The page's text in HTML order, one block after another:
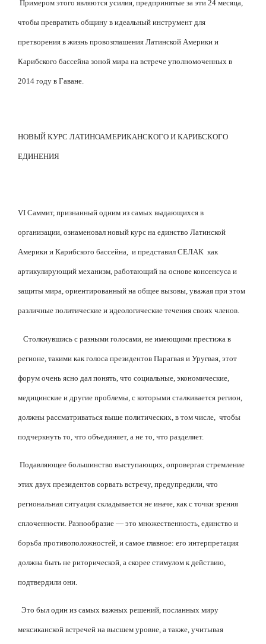
Примером этого являются усилия, предпринятые за эти 24 месяца,
чтобы превратить общину в идеальный инструмент для
претворения в жизнь провозглашения Латинской Америки и
Карибского бассейна зоной мира на встрече уполномоченных в
2014 году в Гаване.
НОВЫЙ КУРС ЛАТИНОАМЕРИКАНСКОГО И КАРИБСКОГО
ЕДИНЕНИЯ
VI Саммит, признанный одним из самых выдающихся в
организации, ознаменовал новый курс на единство Латинской
Америки и Карибского бассейна, и представил СЕЛАК как
артикулирующий механизм, работающий на основе консенсуса и
защиты мира, ориентированный на общее вызовы, уважая при этом
различные политические и идеологические течения своих членов.
Столкнувшись с разными голосами, не имеющими престижа в
регионе, такими как голоса президентов Парагвая и Уругвая, этот
форум очень ясно дал понять, что социальные, экономические,
медицинские и другие проблемы, с которыми сталкивается регион,
должны рассматриваться выше политических, в том числе, чтобы
подчеркнуть то, что объединяет, а не то, что разделяет.
Подавляющее большинство выступающих, опровергая стремление
этих двух президентов сорвать встречу, предупредили, что
региональная ситуация складывается не иначе, как с точки зрения
сплоченности. Разнообразие — это множественность, единство и
борьба противоположностей, и самое главное: его интерпретация
должна быть не риторической, а скорее стимулом кдействию,
подтвердили они.
Это был один из самых важных решений, посланных миру
мексиканской встречей на высшем уровне, а также, учитывая